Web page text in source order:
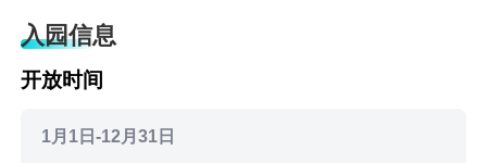
入园信息
开放时间
1月1日-12月31日